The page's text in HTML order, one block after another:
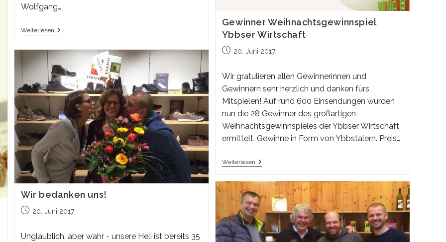
Wolfgang…
WeiterlesenGewinnübergabe
Gewinner Weihnachtsgewinnspiel
Ybbser Wirtschaft
Beitrag20. Juni 2017
Wir gratulieren allen Gewinnerinnen und
Gewinnern sehr herzlich und danken fürs
Mitspielen! Auf rund 600 Einsendungen wurden
nun die 28 Gewinner des großartigen
Weihnachtsgewinnspieles der Ybbser Wirtschaft
ermittelt. Gewinne in Form von Ybbstalern. Preis…
WeiterlesenGewinner
Wirtschaft
Wir bedanken uns!
Beitrag20. Juni 2017
Unglaublich, aber wahr - unsere Heli ist bereits 35